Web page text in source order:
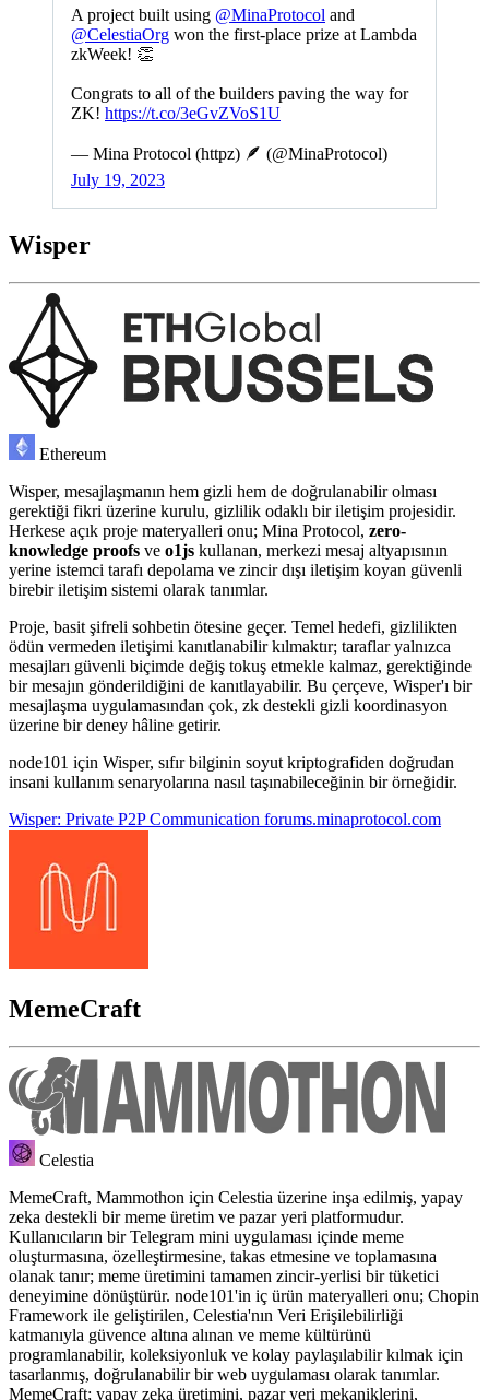
A project built using @MinaProtocol and
@CelestiaOrg won the first-place prize at Lambda
zkWeek! 👏
Congrats to all of the builders paving the way for
ZK! https://t.co/3eGvZVoS1U
— Mina Protocol (httpz) 🪶 (@MinaProtocol)
July 19, 2023
Wisper
Ethereum
Wisper, mesajlaşmanın hem gizli hem de doğrulanabilir olması
gerektiği fikri üzerine kurulu, gizlilik odaklı bir iletişim projesidir.
Herkese açık proje materyalleri onu; Mina Protocol, zero-
knowledge proofs ve o1js kullanan, merkezi mesaj altyapısının
yerine istemci tarafı depolama ve zincir dışı iletişim koyan güvenli
birebir iletişim sistemi olarak tanımlar.
Proje, basit şifreli sohbetin ötesine geçer. Temel hedefi, gizlilikten
ödün vermeden iletişimi kanıtlanabilir kılmaktır; taraflar yalnızca
mesajları güvenli biçimde değiş tokuş etmekle kalmaz, gerektiğinde
bir mesajın gönderildiğini de kanıtlayabilir. Bu çerçeve, Wisper'ı bir
mesajlaşma uygulamasından çok, zk destekli gizli koordinasyon
üzerine bir deney hâline getirir.
node101 için Wisper, sıfır bilginin soyut kriptografiden doğrudan
insani kullanım senaryolarına nasıl taşınabileceğinin bir örneğidir.
Wisper: Private P2P Communication forums.minaprotocol.com
MemeCraft
Celestia
MemeCraft, Mammothon için Celestia üzerine inşa edilmiş, yapay
zeka destekli bir meme üretim ve pazar yeri platformudur.
Kullanıcıların bir Telegram mini uygulaması içinde meme
oluşturmasına, özelleştirmesine, takas etmesine ve toplamasına
olanak tanır; meme üretimini tamamen zincir-yerlisi bir tüketici
deneyimine dönüştürür. node101'in iç ürün materyalleri onu; Chopin
Framework ile geliştirilen, Celestia'nın Veri Erişilebilirliği
katmanıyla güvence altına alınan ve meme kültürünü
programlanabilir, koleksiyonluk ve kolay paylaşılabilir kılmak için
tasarlanmış, doğrulanabilir bir web uygulaması olarak tanımlar.
MemeCraft; yapay zeka üretimini, pazar yeri mekaniklerini,